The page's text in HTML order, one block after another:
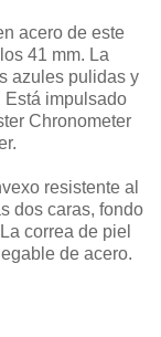
acero de este
41 mm. La
azules pulidas y
Está impulsado
Chronometer
resistente al
dos caras, fondo
correa de piel
de acero.